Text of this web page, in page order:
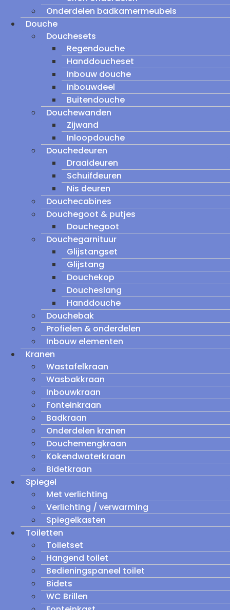
Onderdelen badkamermeubels
Douche
Douchesets
Regendouche
Handdoucheset
Inbouw douche
inbouwdeel
Buitendouche
Douchewanden
Zijwand
Inloopdouche
Douchedeuren
Draaideuren
Schuifdeuren
Nis deuren
Douchecabines
Douchegoot & putjes
Douchegoot
Douchegarnituur
Glijstangset
Glijstang
Douchekop
Doucheslang
Handdouche
Douchebak
Profielen & onderdelen
Inbouw elementen
Kranen
Wastafelkraan
Wasbakkraan
Inbouwkraan
Fonteinkraan
Badkraan
Onderdelen kranen
Douchemengkraan
Kokendwaterkraan
Bidetkraan
Spiegel
Met verlichting
Verlichting / verwarming
Spiegelkasten
Toiletten
Toiletset
Hangend toilet
Bedieningspaneel toilet
Bidets
WC Brillen